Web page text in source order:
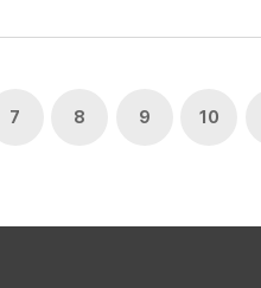
7 8 9 10